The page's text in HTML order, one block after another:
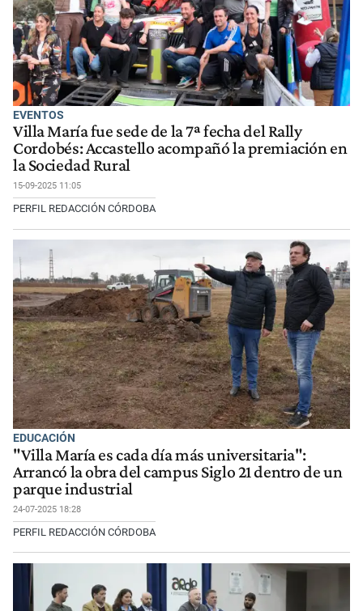
EVENTOS
Villa María fue sede de la 7ª fecha del Rally
Cordobés: Accastello acompañó la premiación en
la Sociedad Rural
15-09-2025 11:05
PERFIL REDACCIÓN CÓRDOBA
EDUCACIÓN
"Villa María es cada día más universitaria":
Arrancó la obra del campus Siglo 21 dentro de un
parque industrial
24-07-2025 18:28
PERFIL REDACCIÓN CÓRDOBA